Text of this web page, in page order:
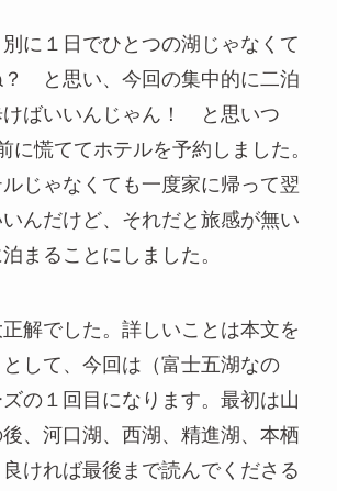
に１日でひとつの湖じゃなくて
？ と思い、今回の集中的に二泊
けばいいんじゃん！ と思いつ
に慌ててホテルを予約しました。
じゃなくても一度家に帰って翌
んだけど、それだと旅感が無い
まることにしました。
解でした。詳しいことは本文を
して、今回は（富士五湖なの
の１回目になります。最初は山
、河口湖、西湖、精進湖、本栖
ければ最後まで読んでくださる